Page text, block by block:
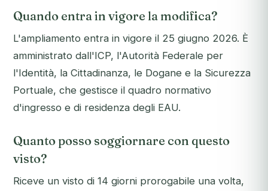
Quando entra in vigore la modifica?
L'ampliamento entra in vigore il 25 giugno 2026. È
amministrato dall'ICP, l'Autorità Federale per
l'Identità, la Cittadinanza, le Dogane e la Sicurezza
Portuale, che gestisce il quadro normativo
d'ingresso e di residenza degli EAU.
Quanto posso soggiornare con questo
visto?
Riceve un visto di 14 giorni prorogabile una volta,